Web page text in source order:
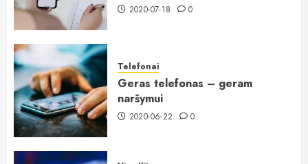
2020-07-18 0
Telefonai
Geras telefonas – geram
naršymui
2020-06-22 0